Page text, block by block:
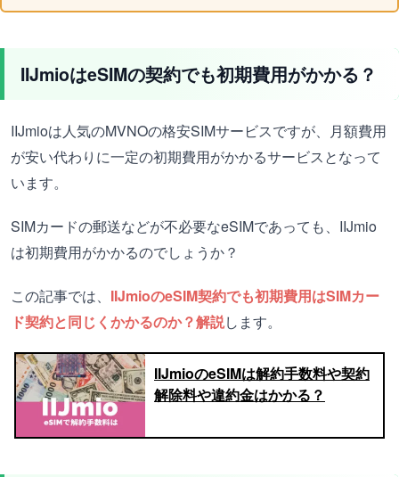
IIJmioはeSIMの契約でも初期費用がかかる？
IIJmioは人気のMVNOの格安SIMサービスですが、月額費用
が安い代わりに一定の初期費用がかかるサービスとなって
います。
SIMカードの郵送などが不必要なeSIMであっても、IIJmio
は初期費用がかかるのでしょうか？
この記事では、 IIJmioのeSIM契約でも初期費用はSIMカー
ド契約と同じくかかるのか？解説します。
IIJmioのeSIMは解約手数料や契約
解除料や違約金はかかる？